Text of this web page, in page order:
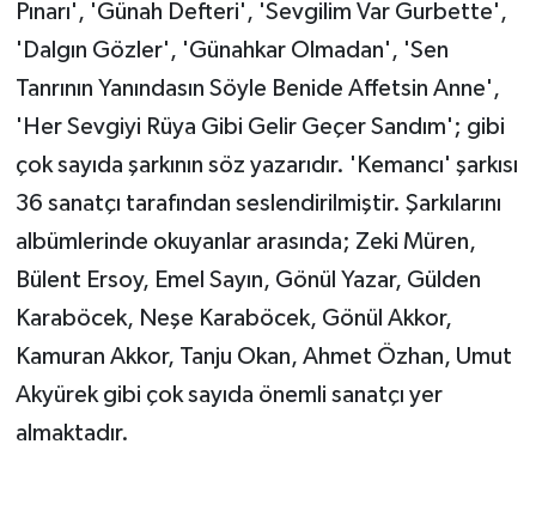
Pınarı', 'Günah Defteri', 'Sevgilim Var Gurbette',
'Dalgın Gözler', 'Günahkar Olmadan', 'Sen
Tanrının Yanındasın Söyle Benide Affetsin Anne',
'Her Sevgiyi Rüya Gibi Gelir Geçer Sandım'; gibi
çok sayıda şarkının söz yazarıdır. 'Kemancı' şarkısı
36 sanatçı tarafından seslendirilmiştir. Şarkılarını
albümlerinde okuyanlar arasında; Zeki Müren,
Bülent Ersoy, Emel Sayın, Gönül Yazar, Gülden
Karaböcek, Neşe Karaböcek, Gönül Akkor,
Kamuran Akkor, Tanju Okan, Ahmet Özhan, Umut
Akyürek gibi çok sayıda önemli sanatçı yer
almaktadır.